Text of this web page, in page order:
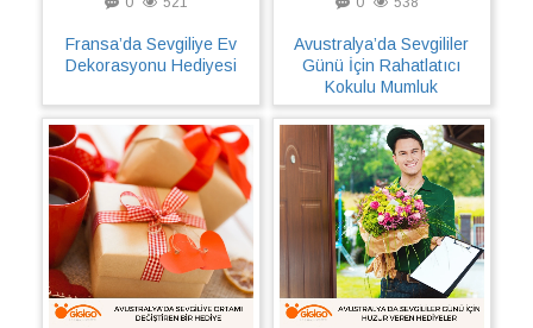
Fransa’da Sevgiliye Ev
Dekorasyonu Hediyesi
Avustralya’da Sevgililer
Günü İçin Rahatlatıcı
Kokulu Mumluk